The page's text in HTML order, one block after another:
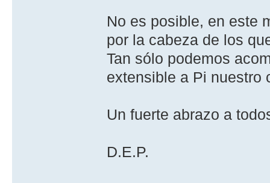
No es posible, en este
por la cabeza de los
Tan sólo podemos
extensible a Pi nuestro
Un fuerte abrazo a
D.E.P.